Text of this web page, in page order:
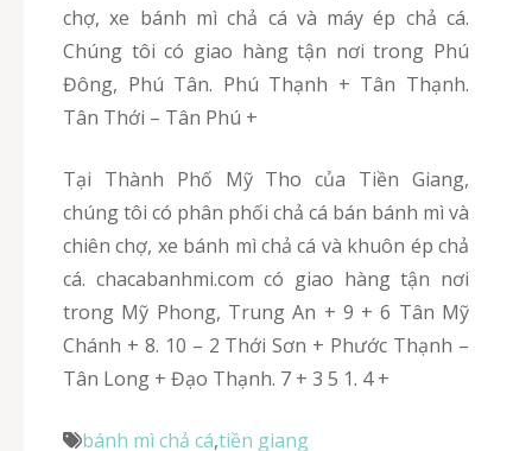
chợ, xe bánh mì chả cá và máy ép chả cá.
Chúng tôi có giao hàng tận nơi trong Phú
Đông, Phú Tân. Phú Thạnh + Tân Thạnh.
Tân Thới – Tân Phú +
Tại Thành Phố Mỹ Tho của Tiền Giang,
chúng tôi có phân phối chả cá bán bánh mì và
chiên chợ, xe bánh mì chả cá và khuôn ép chả
cá. chacabanhmi.com có giao hàng tận nơi
trong Mỹ Phong, Trung An + 9 + 6 Tân Mỹ
Chánh + 8. 10 – 2 Thới Sơn + Phước Thạnh –
Tân Long + Đạo Thạnh. 7 + 3 5 1. 4 +
bánh mì chả cá,tiền giang